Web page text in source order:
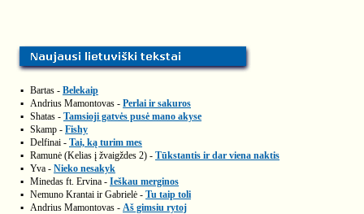
▪ Bartas - Belekaip
▪ Andrius Mamontovas - Perlai ir sakuros
▪ Shatas - Tamsioji gatvės pusė mano akyse
▪ Skamp - Fishy
▪ Delfinai - Tai, ką turim mes
▪ Ramunė (Kelias į žvaigždes 2) - Tūkstantis ir dar viena naktis
▪ Yva - Nieko nesakyk
▪ Minedas ft. Ervina - Ieškau merginos
▪ Nemuno Krantai ir Gabrielė - Tu taip toli
▪ Andrius Mamontovas - Aš gimsiu rytoj